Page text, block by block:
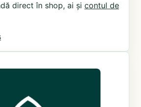
direct în shop, ai și contul de